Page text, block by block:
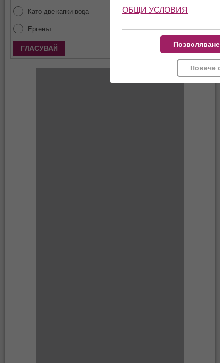
Като две капки вода
Ергенът
Покажи резултати
ОБЩИ УСЛОВИЯ
Повече